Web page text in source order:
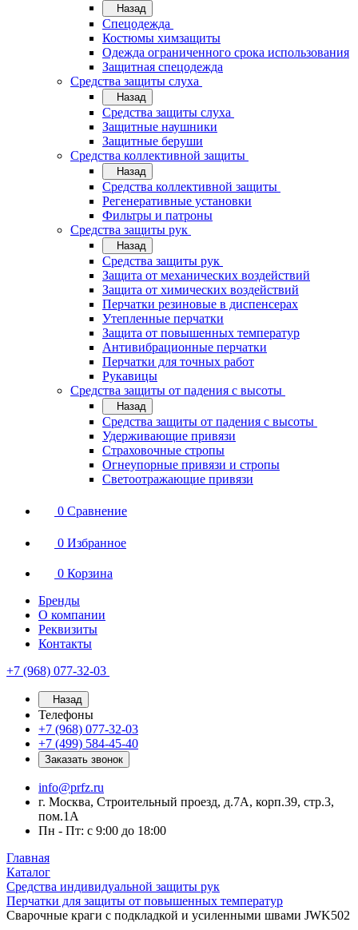
Назад
Спецодежда
Костюмы химзащиты
Одежда ограниченного срока использования
Защитная спецодежда
Средства защиты слуха
Назад
Средства защиты слуха
Защитные наушники
Защитные беруши
Средства коллективной защиты
Назад
Средства коллективной защиты
Регенеративные установки
Фильтры и патроны
Средства защиты рук
Назад
Средства защиты рук
Защита от механических воздействий
Защита от химических воздействий
Перчатки резиновые в диспенсерах
Утепленные перчатки
Защита от повышенных температур
Антивибрационные перчатки
Перчатки для точных работ
Рукавицы
Средства защиты от падения с высоты
Назад
Средства защиты от падения с высоты
Удерживающие привязи
Страховочные стропы
Огнеупорные привязи и стропы
Светоотражающие привязи
0 Сравнение
0 Избранное
0 Корзина
Бренды
О компании
Реквизиты
Контакты
+7 (968) 077-32-03
Назад
Телефоны
+7 (968) 077-32-03
+7 (499) 584-45-40
Заказать звонок
info@prfz.ru
г. Москва, Строительный проезд, д.7А, корп.39, стр.3,
пом.1А
Пн - Пт: с 9:00 до 18:00
Главная
Каталог
Средства индивидуальной защиты рук
Перчатки для защиты от повышенных температур
Сварочные краги c подкладкой и усиленными швами JWK502